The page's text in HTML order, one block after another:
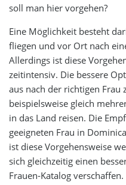
soll man hier vorgehen?
Eine Möglichkeit besteht
fliegen und vor Ort nach
Allerdings ist diese
zeitintensiv. Die bessere
aus nach der richtigen Frau
beispielsweise gleich
in das Land reisen. Die
geeigneten Frau in
ist diese Vorgehensweise
sich gleichzeitig einen
Frauen-Katalog verschaffen.